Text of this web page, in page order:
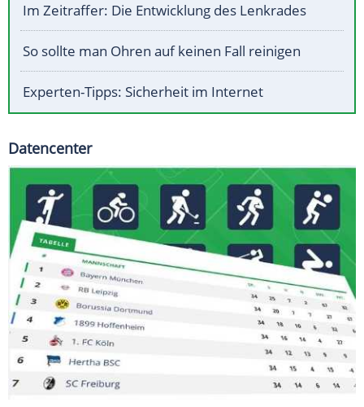
Im Zeitraffer: Die Entwicklung des Lenkrades
So sollte man Ohren auf keinen Fall reinigen
Experten-Tipps: Sicherheit im Internet
Datencenter